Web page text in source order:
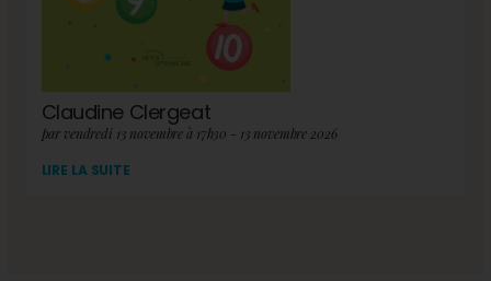
Claudine Clergeat
par vendredi 13 novembre à 17h30 - 13 novembre 2026
LIRE LA SUITE